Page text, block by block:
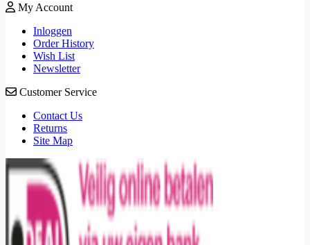
My Account
Inloggen
Order History
Wish List
Newsletter
Customer Service
Contact Us
Returns
Site Map